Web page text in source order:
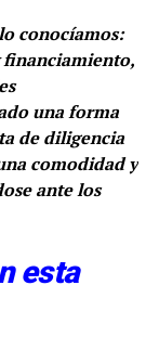
conocíamos:
financiamiento,
una forma
de diligencia
comodidad y
ante los
esta